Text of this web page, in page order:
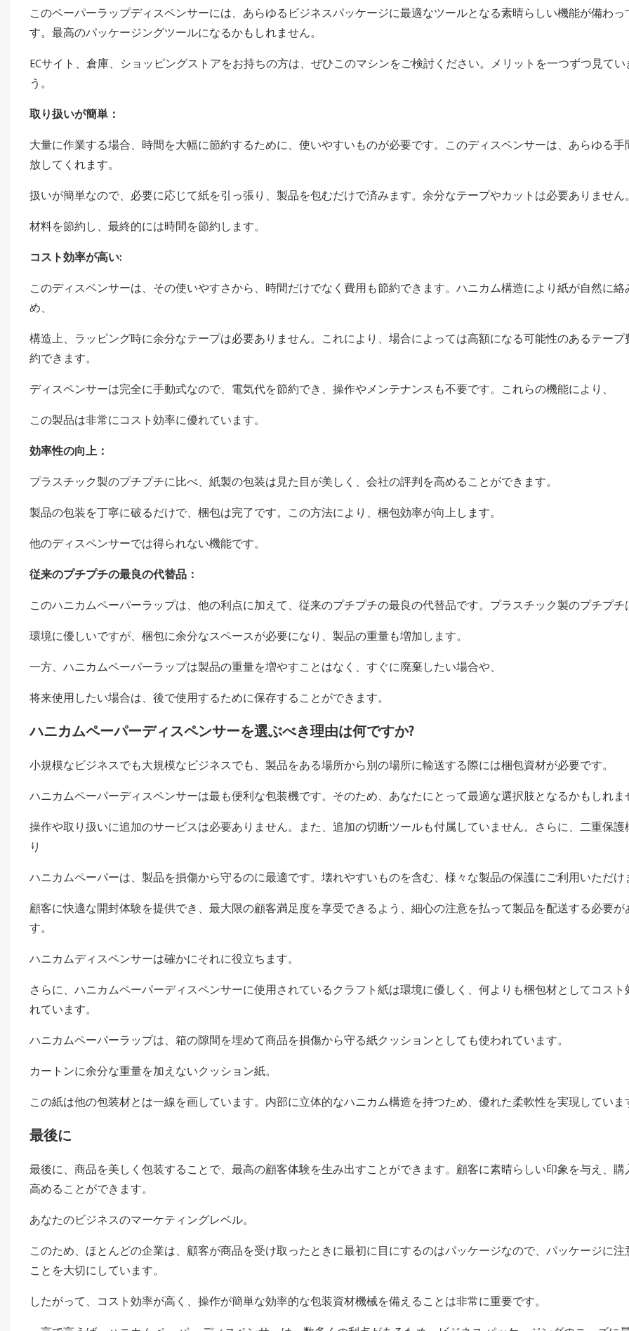
このペーパーラップディスペンサーには、あらゆるビジネスパッケージに最適なツールとなる素晴らしい機能が備わっ
す。最高のパッケージングツールになるかもしれません。
ECサイト、倉庫、ショッピングストアをお持ちの方は、ぜひこのマシンをご検討ください。メリットを一つずつ見てい
う。
取り扱いが簡単：
大量に作業する場合、時間を大幅に節約するために、使いやすいものが必要です。このディスペンサーは、あらゆる手
放してくれます。
扱いが簡単なので、必要に応じて紙を引っ張り、製品を包むだけで済みます。余分なテープやカットは必要ありません
材料を節約し、最終的には時間を節約します。
コスト効率が高い:
このディスペンサーは、その使いやすさから、時間だけでなく費用も節約できます。ハニカム構造により紙が自然に絡
め、
構造上、ラッピング時に余分なテープは必要ありません。これにより、場合によっては高額になる可能性のあるテープ
約できます。
ディスペンサーは完全に手動式なので、電気代を節約でき、操作やメンテナンスも不要です。これらの機能により、
この製品は非常にコスト効率に優れています。
効率性の向上：
プラスチック製のプチプチに比べ、紙製の包装は見た目が美しく、会社の評判を高めることができます。
製品の包装を丁寧に破るだけで、梱包は完了です。この方法により、梱包効率が向上します。
他のディスペンサーでは得られない機能です。
従来のプチプチの最良の代替品：
このハニカムペーパーラップは、他の利点に加えて、従来のプチプチの最良の代替品です。プラスチック製のプチプチ
環境に優しいですが、梱包に余分なスペースが必要になり、製品の重量も増加します。
一方、ハニカムペーパーラップは製品の重量を増やすことはなく、すぐに廃棄したい場合や、
将来使用したい場合は、後で使用するために保存することができます。
ハニカムペーパーディスペンサーを選ぶべき理由は何ですか?
小規模なビジネスでも大規模なビジネスでも、製品をある場所から別の場所に輸送する際には梱包資材が必要です。
ハニカムペーパーディスペンサーは最も便利な包装機です。そのため、あなたにとって最適な選択肢となるかもしれま
操作や取り扱いに追加のサービスは必要ありません。また、追加の切断ツールも付属していません。さらに、二重保護
り
ハニカムペーパーは、製品を損傷から守るのに最適です。壊れやすいものを含む、様々な製品の保護にご利用いただけ
顧客に快適な開封体験を提供でき、最大限の顧客満足度を享受できるよう、細心の注意を払って製品を配送する必要が
す。
ハニカムディスペンサーは確かにそれに役立ちます。
さらに、ハニカムペーパーディスペンサーに使用されているクラフト紙は環境に優しく、何よりも梱包材としてコスト
れています。
ハニカムペーパーラップは、箱の隙間を埋めて商品を損傷から守る紙クッションとしても使われています。
カートンに余分な重量を加えないクッション紙。
この紙は他の包装材とは一線を画しています。内部に立体的なハニカム構造を持つため、優れた柔軟性を実現していま
最後に
最後に、商品を美しく包装することで、最高の顧客体験を生み出すことができます。顧客に素晴らしい印象を与え、購
高めることができます。
あなたのビジネスのマーケティングレベル。
このため、ほとんどの企業は、顧客が商品を受け取ったときに最初に目にするのはパッケージなので、パッケージに注
ことを大切にしています。
したがって、コスト効率が高く、操作が簡単な効率的な包装資材機械を備えることは非常に重要です。